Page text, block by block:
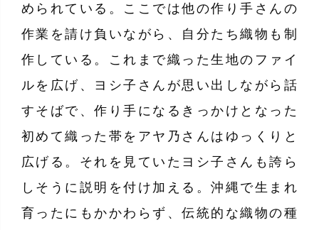
められている。ここでは他の作り手さんの
作業を請け負いながら、自分たち織物も制
作している。これまで織った生地のファイ
ルを広げ、ヨシ子さんが思い出しながら話
すそばで、作り手になるきっかけとなった
初めて織った帯をアヤ乃さんはゆっくりと
広げる。それを見ていたヨシ子さんも誇ら
しそうに説明を付け加える。沖縄で生まれ
育ったにもかかわらず、伝統的な織物の種